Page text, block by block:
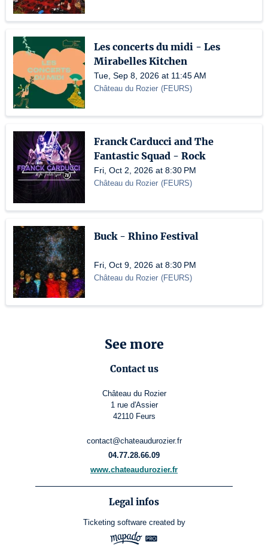
Les concerts du midi - Les
Mirabelles Kitchen
Tue, Sep 8, 2026 at 11:45 AM
Château du Rozier (FEURS)
Franck Carducci and The
Fantastic Squad - Rock
Fri, Oct 2, 2026 at 8:30 PM
Château du Rozier (FEURS)
Buck - Rhino Festival
Fri, Oct 9, 2026 at 8:30 PM
Château du Rozier (FEURS)
See more
Contact us
Château du Rozier
1 rue d'Assier
42110 Feurs
contact@chateaudurozier.fr
04.77.28.66.09
www.chateaudurozier.fr
Legal infos
Ticketing software created by